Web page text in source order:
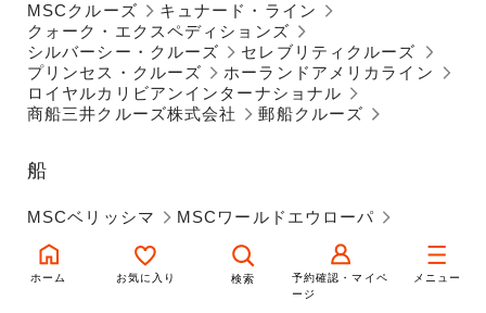
MSCクルーズ
キュナード・ライン
クォーク・エクスペディションズ
シルバーシー・クルーズ
セレブリティクルーズ
プリンセス・クルーズ
ホーランドアメリカライン
ロイヤルカリビアンインターナショナル
商船三井クルーズ株式会社
郵船クルーズ
船
MSCベリッシマ
MSCワールドエウローパ
ワールド・エクスプローラー
シルバー・ミューズ
セレブリティ・ミレニアム
ルビー・プリンセス
ホーム お気に入り 検索
予約確認・マイペ
ージ
メニュー